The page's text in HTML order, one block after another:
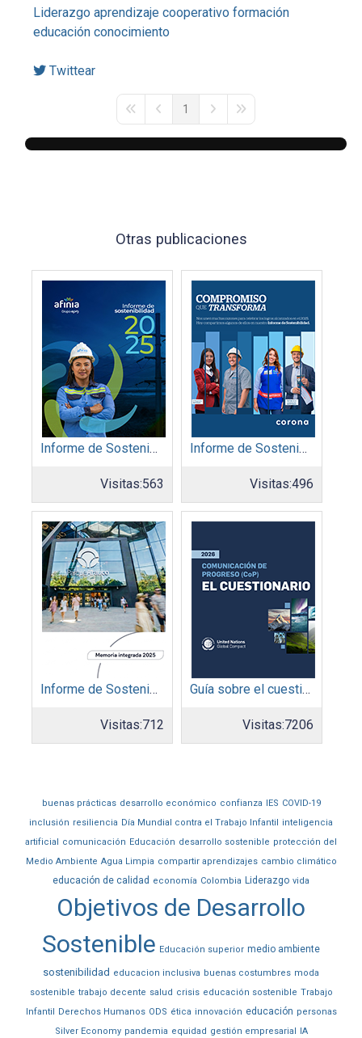
Liderazgo aprendizaje cooperativo formación
educación conocimiento
Twittear
First PagePrevious Page
1
Next PageLast Page
Otras publicaciones
Informe de Sostenibilidad 2025: Afinia filial del Grupo EPM
Visitas:563
Informe de Sostenibilidad 2025: Organización Corona
Visitas:496
Informe de Sostenibilidad 2025: Parque Arauco
Visitas:712
Guía sobre el cuestionario: Comunicación de Progreso
Visitas:7206
buenas prácticas desarrollo económico confianza IES COVID-19
inclusión resiliencia Día Mundial contra el Trabajo Infantil
inteligencia
artificial
comunicación Educación desarrollo sostenible protección del
Medio Ambiente Agua Limpia compartir aprendizajes cambio climático
educación de calidad economía Colombia Liderazgo vida
Objetivos de Desarrollo
Sostenible Educación superior medio ambiente
sostenibilidad educacion inclusiva buenas costumbres moda
sostenible trabajo decente salud crisis educación sostenible Trabajo
Infantil
Derechos Humanos ODS ética innovación educación personas
Silver Economy pandemia equidad gestión empresarial
IA